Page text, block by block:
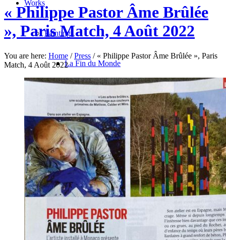
Works
Paintings
La Fin du Monde
Rose Bonbon
North Pole
Les Oiseaux du Malheur
Avec le Temps
Bleu Monochrome
« Philippe Pastor Âme Brûlée
», Paris Match, 4 Août 2022
You are here: Home / Press / « Philippe Pastor Âme Brûlée », Paris
Match, 4 Août 2022